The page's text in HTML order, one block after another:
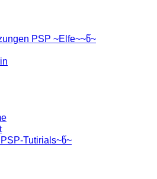
PSP ~Elfe~~წ~
Tutirials~წ~